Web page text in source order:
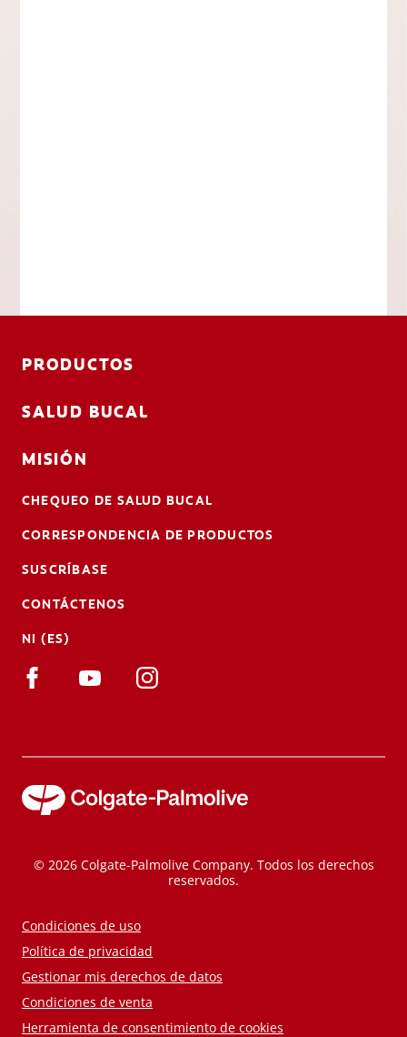
PRODUCTOS
SALUD BUCAL
MISIÓN
CHEQUEO DE SALUD BUCAL
CORRESPONDENCIA DE PRODUCTOS
SUSCRÍBASE
CONTÁCTENOS
NI (ES)
© 2026 Colgate-Palmolive Company. Todos los derechos
reservados.
Condiciones de uso
Política de privacidad
Gestionar mis derechos de datos
Condiciones de venta
Herramienta de consentimiento de cookies